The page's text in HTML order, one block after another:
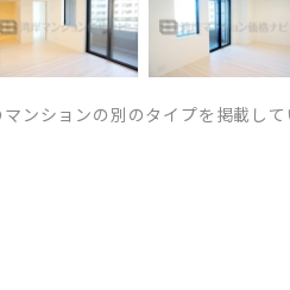
ンションの別のタイプを掲載して